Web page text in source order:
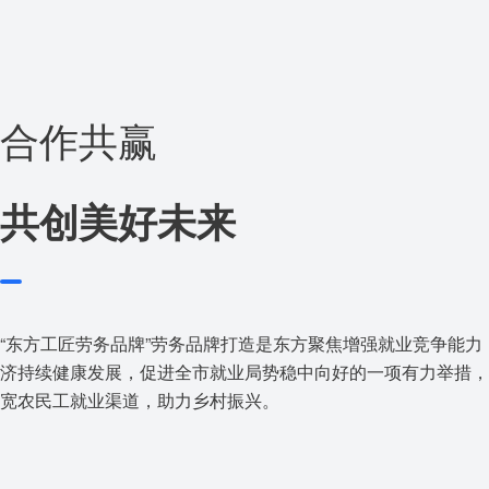
合作共赢
共创美好未来
“东方工匠劳务品牌”劳务品牌打造是东方聚焦增强就业竞争能
济持续健康发展，促进全市就业局势稳中向好的一项有力举措
宽农民工就业渠道，助力乡村振兴。